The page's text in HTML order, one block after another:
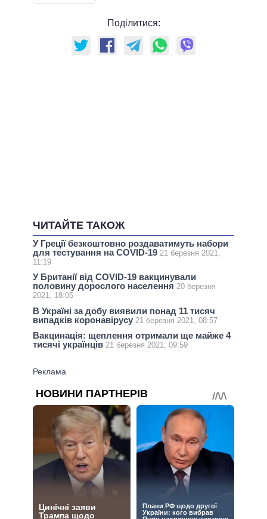
Поділитися:
ЧИТАЙТЕ ТАКОЖ
У Греції безкоштовно роздаватимуть набори
для тестування на COVID-19 21 березня 2021,
11:19
У Британії від COVID-19 вакцинували
половину дорослого населення 20 березня
2021, 18:05
В Україні за добу виявили понад 11 тисяч
випадків коронавірусу 21 березня 2021, 08:57
Вакцинація: щеплення отримали ще майже 4
тисячі українців 21 березня 2021, 09:59